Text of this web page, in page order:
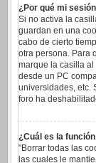
¿Por qué mi
Si no activa la
guardan en una
cabo de cierto
otra persona. Para
marque la casilla
desde un PC
universidades, etc.
foro ha
¿Cuál es la
"Borrar todas las
las cuales le